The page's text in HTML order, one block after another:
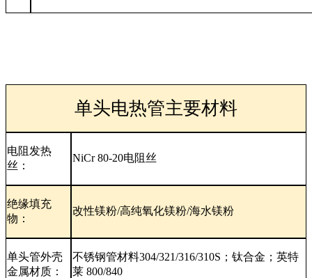
单头电热管主要材料
电阻发热
丝：
NiCr 80-20电阻丝
绝缘填充
物：
改性镁粉/高纯氧化镁粉/海水镁粉
单头管外壳
金属材质：
不锈钢管材料304/321/316/310S；钛合金；英特
莱 800/840